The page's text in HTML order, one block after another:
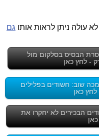
לראות אותו גם
הבסיס בסלקום מול
- לחץ כאן
שוב: חשודים בפלילים
כאן
הבכירים לא יחקרו את